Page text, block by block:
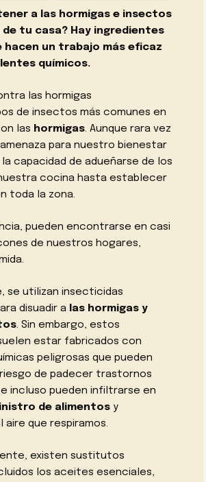
a las hormigas e insectos
tu casa? Hay ingredientes
hacen un trabajo más eficaz
químicos.
de insectos más comunes en
las hormigas. Aunque rara vez
para nuestro bienestar
capacidad de adueñarse de los
cocina hasta establecer
toda la zona.
pueden encontrarse en casi
de nuestros hogares,
se utilizan insecticidas
disuadir a las hormigas y
. Sin embargo, estos
estar fabricados con
peligrosas que pueden
de padecer trastornos
incluso pueden infiltrarse en
de alimentos y
aire que respiramos.
existen sustitutos
los aceites esenciales,